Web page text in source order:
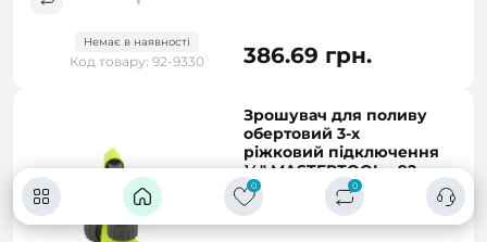
0 0
Немає в наявності
Код товару: 92-9330 386.69 грн.
Зрошувач для поливу
обертовий 3-х
ріжковий підключення
½" MASTERTOOL – 92-
9332
0